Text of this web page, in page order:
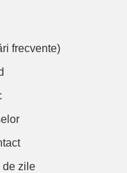
frecvente)
de zile